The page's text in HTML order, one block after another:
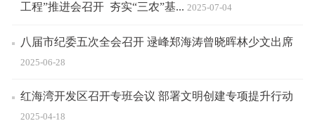
工程”推进会召开 夯实“三农”基... 2025-07-04
八届市纪委五次全会召开 逯峰郑海涛曾晓晖林少文出席
2025-06-28
红海湾开发区召开专班会议 部署文明创建专项提升行动
2025-04-18